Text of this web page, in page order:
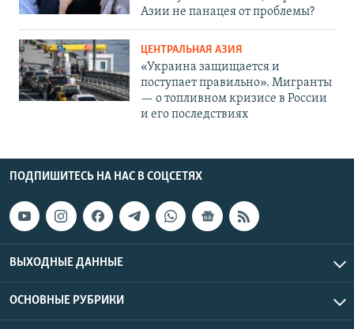
Азии не панацея от проблемы?
ЦЕНТРАЛЬНАЯ АЗИЯ
«Украина защищается и
поступает правильно». Мигранты
— о топливном кризисе в России
и его последствиях
ПОДПИШИТЕСЬ НА НАС В СОЦСЕТЯХ
ВЫХОДНЫЕ ДАННЫЕ
ОСНОВНЫЕ РУБРИКИ